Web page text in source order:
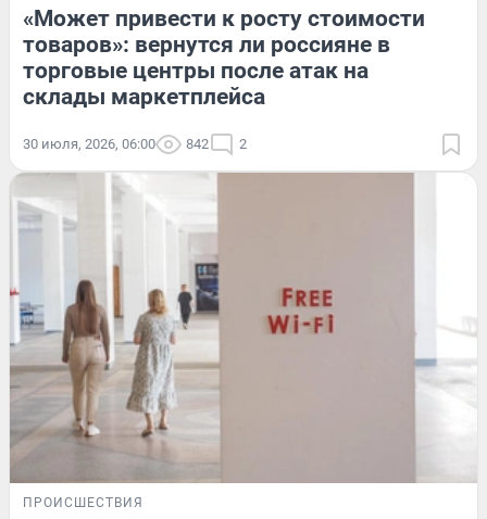
«Может привести к росту стоимости
товаров»: вернутся ли россияне в
торговые центры после атак на
склады маркетплейса
30 июля, 2026, 06:00 842 2
ПРОИСШЕСТВИЯ